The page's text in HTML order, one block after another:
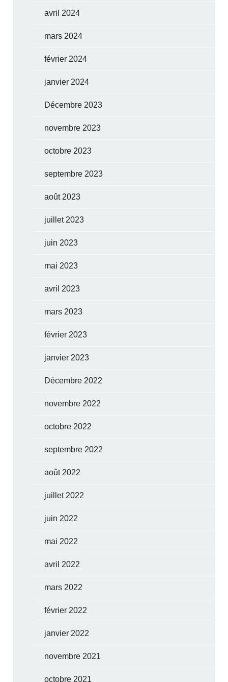
avril 2024
mars 2024
février 2024
janvier 2024
Décembre 2023
novembre 2023
octobre 2023
septembre 2023
août 2023
juillet 2023
juin 2023
mai 2023
avril 2023
mars 2023
février 2023
janvier 2023
Décembre 2022
novembre 2022
octobre 2022
septembre 2022
août 2022
juillet 2022
juin 2022
mai 2022
avril 2022
mars 2022
février 2022
janvier 2022
novembre 2021
octobre 2021